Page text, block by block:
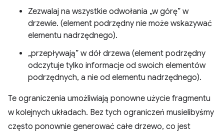
Zezwalaj na wszystkie odwołania „w górę” w
drzewie. (element podrzędny nie może wskazywać
elementu nadrzędnego).
„przepływają” w dół drzewa (element podrzędny
odczytuje tylko informacje od swoich elementów
podrzędnych, a nie od elementu nadrzędnego).
Te ograniczenia umożliwiają ponowne użycie fragmentu
w kolejnych układach. Bez tych ograniczeń musielibyśmy
często ponownie generować całe drzewo, co jest